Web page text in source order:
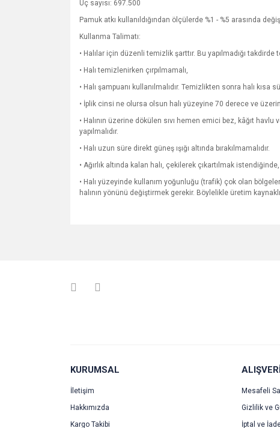
Uç sayısı: 697.500
Pamuk atkı kullanıldığından ölçülerde %1 - %5 arasında
Kullanma Talimatı:
• Halılar için düzenli temizlik şarttır. Bu yapılmadığı takdirde
• Halı temizlenirken çırpılmamalı,
• Halı şampuanı kullanılmalıdır. Temizlikten sonra halı kısa
• İplik cinsi ne olursa olsun halı yüzeyine 70 derece ve
• Halının üzerine dökülen sıvı hemen emici bez, kâğıt
yapılmalıdır.
• Halı uzun süre direkt güneş ışığı altında bırakılmamalıdır.
• Ağırlık altında kalan halı, çekilerek çıkartılmak
• Halı yüzeyinde kullanım yoğunluğu (trafik) çok olan
halının yönünü değiştirmek gerekir. Böylelikle üretim
KURUMSAL
İletişim
Hakkımızda
Kargo Takibi
Mesafeli
Gizlilik ve
İptal ve